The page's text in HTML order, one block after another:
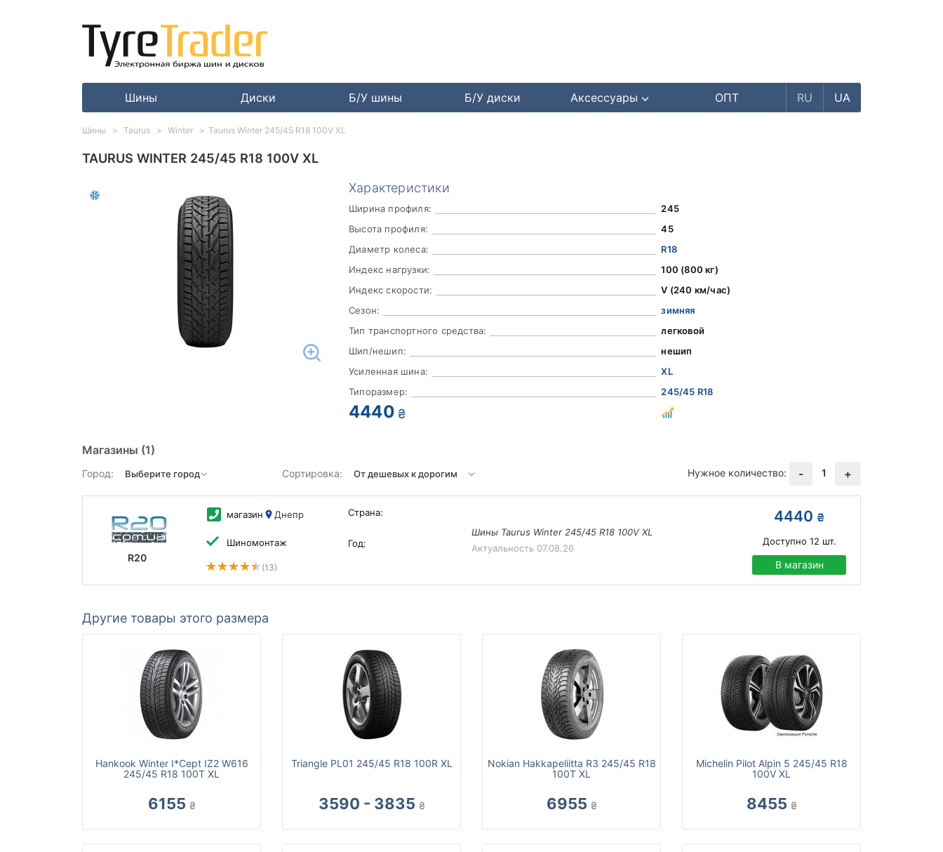
Шины Диски Б/У шины Б/У диски Аксессуары ОПТ RU UA
TAURUS WINTER 245/45 R18 100V XL
Характеристики
Ширина профиля:
245
Высота профиля:
45
Диаметр колеса:
R18
Индекс нагрузки:
100 (800 кг)
Индекс скорости:
V (240 км/час)
Сезон:
зимняя
Тип транспортного средства:
легковой
Шип/нешип:
нешип
Усиленная шина:
XL
Типоразмер:
245/45 R18
4440 ₴
Магазины (1)
Город: Сортировка: Нужное количество: - 1 +
R20
магазин Днепр
Шиномонтаж
(13)
Страна:
Год:
Шины Taurus Winter 245/45 R18 100V XL
Актуальность 07.08.26
4440 ₴
Доступно 12 шт.
В магазин
Другие товары этого размера
Hankook Winter I*Cept IZ2 W616
245/45 R18 100T XL
6155 ₴
Triangle PL01 245/45 R18 100R XL
3590 - 3835 ₴
Nokian Hakkapeliitta R3 245/45 R18
100T XL
6955 ₴
Michelin Pilot Alpin 5 245/45 R18
100V XL
8455 ₴
Шины Taurus Winter Taurus Winter 245/45 R18 100V XL